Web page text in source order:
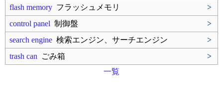
flash memory フラッシュメモリ
>
control panel 制御盤
>
search engine 検索エンジン、サーチエンジン
>
trash can ごみ箱
>
一覧